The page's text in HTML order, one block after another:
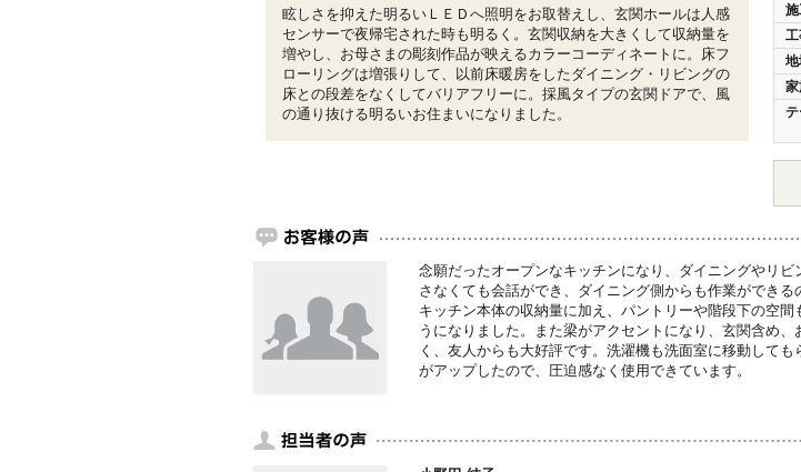
施
工
地
家
テ
眩しさを抑えた明るいＬＥＤへ照明をお取替えし、玄関ホールは人感
センサーで夜帰宅された時も明るく。玄関収納を大きくして収納量を
増やし、お母さまの彫刻作品が映えるカラーコーディネートに。床フ
ローリングは増張りして、以前床暖房をしたダイニング・リビングの
床との段差をなくしてバリアフリーに。採風タイプの玄関ドアで、風
の通り抜ける明るいお住まいになりました。
念願だったオープンなキッチンになり、ダイニングやリ
さなくても会話ができ、ダイニング側からも作業ができ
キッチン本体の収納量に加え、パントリーや階段下の空
うになりました。また梁がアクセントになり、玄関含め
く、友人からも大好評です。洗濯機も洗面室に移動して
がアップしたので、圧迫感なく使用できています。